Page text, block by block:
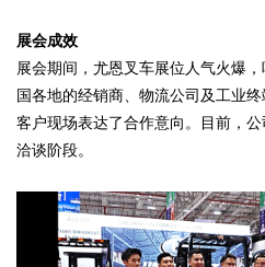
展会成效
展会期间，尤恩叉车展位人气火爆
国各地的经销商、物流公司及工业
客户现场表达了合作意向。目前，
洽谈阶段。